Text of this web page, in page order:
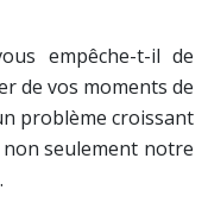
empêche-t-il de
de vos moments de
problème croissant
seulement notre